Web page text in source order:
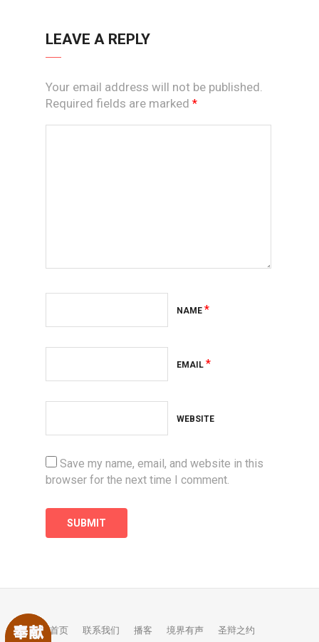
LEAVE A REPLY
Your email address will not be published.
Required fields are marked *
NAME *
EMAIL *
WEBSITE
Save my name, email, and website in this
browser for the next time I comment.
首页 联系我们 播客 境界有声 圣辩之约